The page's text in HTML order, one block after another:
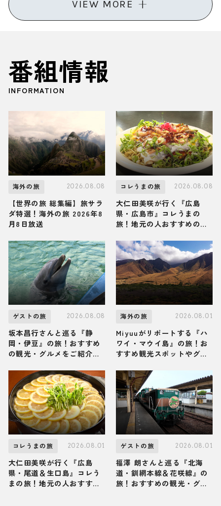
VIEW MORE
番組情報
INFORMATION
海外の旅 2026.08.08
【世界の旅 総集編】旅サラ
ダ特選！海外の旅 2026年8
月8日放送
コレうまの旅 2026.08.08
大仁田美咲が行く『広島
県・広島市』コレうまの
旅！地元の人おすすめのご
8月8日放送
ゲストの旅 2026.08.08
坂本昌行さんと巡る『静
岡・伊豆』の旅！おすすめ
の観光・グルメをご紹介
海外の旅 2026.08.01
Miyuuがリポートする『ハ
ワイ・マウイ島』の旅！お
すすめ観光スポットやグル
送
コレうまの旅 2026.08.01
大仁田美咲が行く『広島
県・尾道＆生口島』コレう
まの旅！地元の人おすすめ
ゲストの旅 2026.08.01
福澤 朗さんと巡る『北海
道・釧網本線＆花咲線』の
旅！おすすめの観光・グル